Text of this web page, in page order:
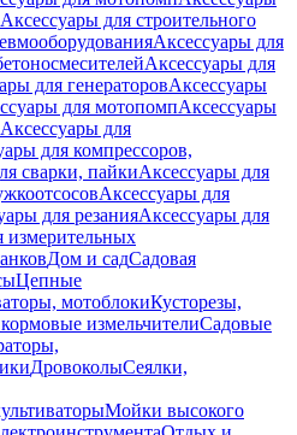
Аксессуары для строительного
Аксессуары для
Аксессуары для
для генераторовАксессуары
для мотопомпАксессуары
Аксессуары для
для компрессоров,
сварки, пайкиАксессуары для
Аксессуары для
для резанияАксессуары для
измерительных
Дом и садСадовая
Цепные
мотоблокиКусторезы,
измельчителиСадовые
ДровоколыСеялки,
Мойки высокого